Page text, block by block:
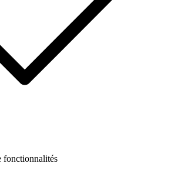
fonctionnalités